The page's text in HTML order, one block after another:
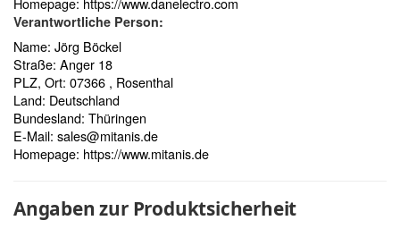
Verantwortliche Person:
Name: Jörg Böckel
Straße: Anger 18
PLZ, Ort: 07366 , Rosenthal
Land: Deutschland
Bundesland: Thüringen
E-Mail: sales@mitanis.de
Homepage: https://www.mitanis.de
Angaben zur Produktsicherheit